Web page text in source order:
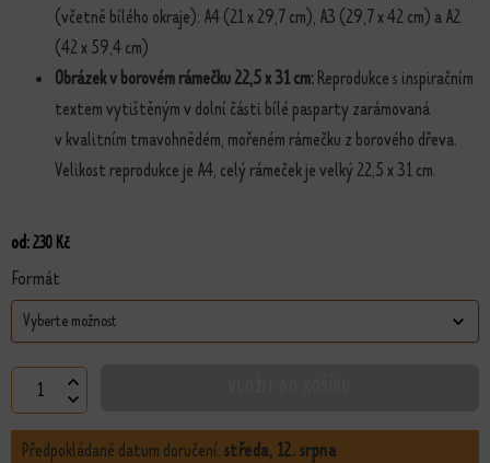
(včetně bílého okraje): A4 (21 x 29,7 cm), A3 (29,7 x 42 cm) a A2
(42 x 59,4 cm)
Obrázek v borovém rámečku 22,5 x 31 cm:Reprodukce s inspiračním
textem vytištěným v dolní části bílé pasparty zarámovaná
v kvalitním tmavohnědém, mořeném rámečku z borového dřeva.
Velikost reprodukce je A4, celý rámeček je velký 22,5 x 31 cm.
od:230 Kč
Formát
Očekávání množství
Předpokládané datum doručení:středa, 12. srpna